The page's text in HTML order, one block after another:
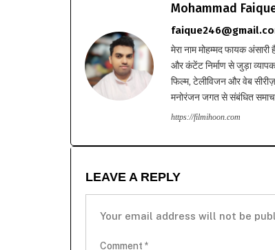
Mohammad
मेरा नाम मोहम्मद फायक
और कंटेंट निर्माण से जुड़ा
फिल्म, टेलीविजन और वेब
मनोरंजन जगत से संबंधित
https://filmihoon.com
LEAVE A REPLY
Your email address will not be
Comment *